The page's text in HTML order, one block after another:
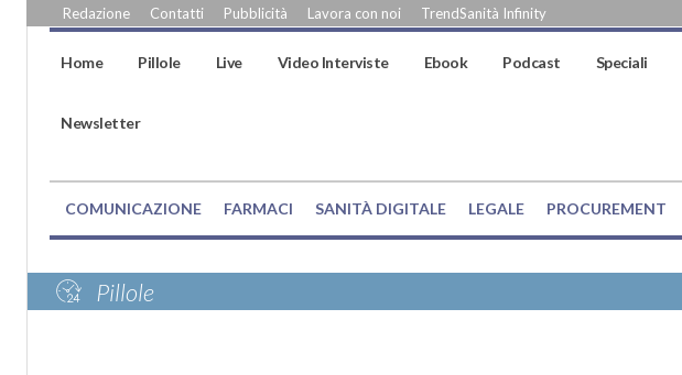
Redazione Contatti Pubblicità Lavora con noi TrendSanità Infinity
Home Pillole Live Video Interviste Ebook Podcast Speciali
Newsletter
COMUNICAZIONE FARMACI SANITÀ DIGITALE LEGALE PROCUREMENT
Pillole